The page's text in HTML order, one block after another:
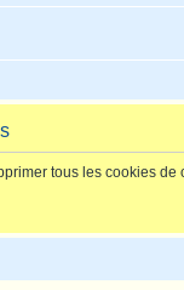
tous les cookies de